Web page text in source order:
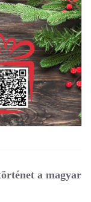
a magyar